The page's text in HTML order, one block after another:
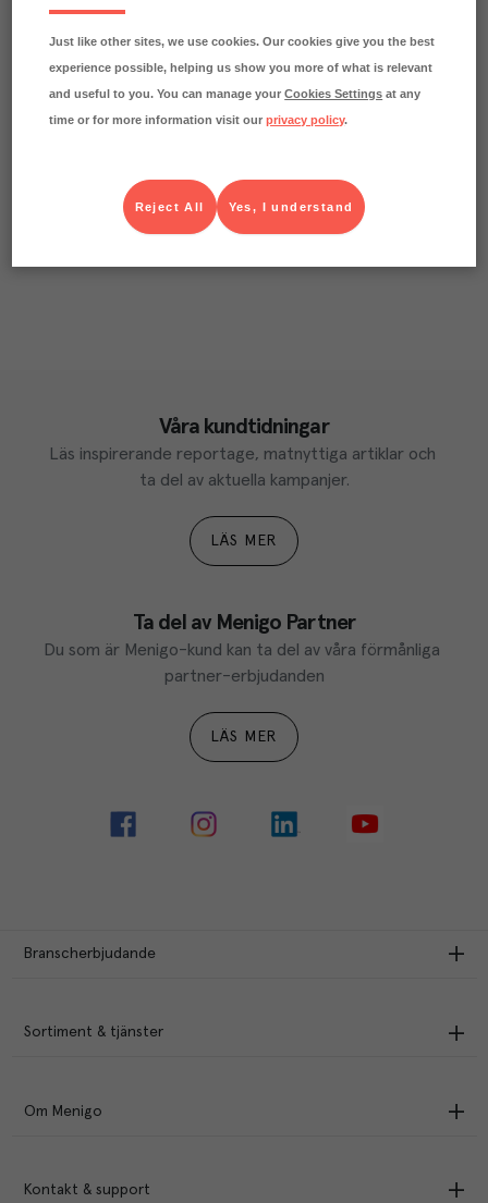
Våra kundtidningar
Läs inspirerande reportage, matnyttiga artiklar och
ta del av aktuella kampanjer.
LÄS MER
Ta del av Menigo Partner
Du som är Menigo-kund kan ta del av våra förmånliga
partner-erbjudanden
LÄS MER
Branscherbjudande
Sortiment & tjänster
Om Menigo
Kontakt & support
Just like other sites, we use cookies. Our cookies give you the best
experience possible, helping us show you more of what is relevant
and useful to you. You can manage yourCookies Settings at any
time or for more information visit ourprivacy policy.
Yes, I understand
Reject All